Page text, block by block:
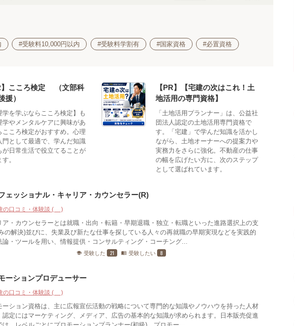
#受験料10,000円以内 #受験料学割有 #国家資格 #必置資格
】こころ検定®（文部科
援）
学を学ぶならこころ検定】も
学やメンタルケアに興味があ
こころ検定がおすすめ。心理
門として最適で、学んだ知識
が日常生活で役立てることが
。
【PR】【宅建の次はこれ！土
地活用の専門資格】
「土地活用プランナー」は、公益社
団法人認定の土地活用専門資格で
す。「宅建」で学んだ知識を活かし
ながら、土地オーナーへの提案力や
実務力をさらに強化。不動産の仕事
の幅を広げたい方に、次のステップ
として選ばれています。
ェッショナル・キャリア・カウンセラー(R)
の口コミ・体験談 (0)
ア・カウンセラーとは就職・出向・転籍・早期退職・独立・転職といった進路選択上の支
の解決)並びに、失業及び新たな仕事を探している人々の再就職の早期実現などを実践的
論・ツールを用い、情報提供・コンサルティング・コーチング...
school 受験した 21 menu_book 受験したい 8
ーションプロデューサー
の口コミ・体験談 (0)
ーション資格は、主に広報宣伝活動の戦略について専門的な知識やノウハウを持った人材
認定にはマーケティング、メディア、広告の基本的な知識が求められます。日本販売促進